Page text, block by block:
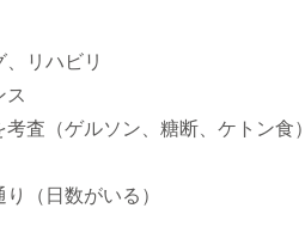
リハビリ
ス
査（ゲルソン、糖断、ケトン食）
（日数がいる）